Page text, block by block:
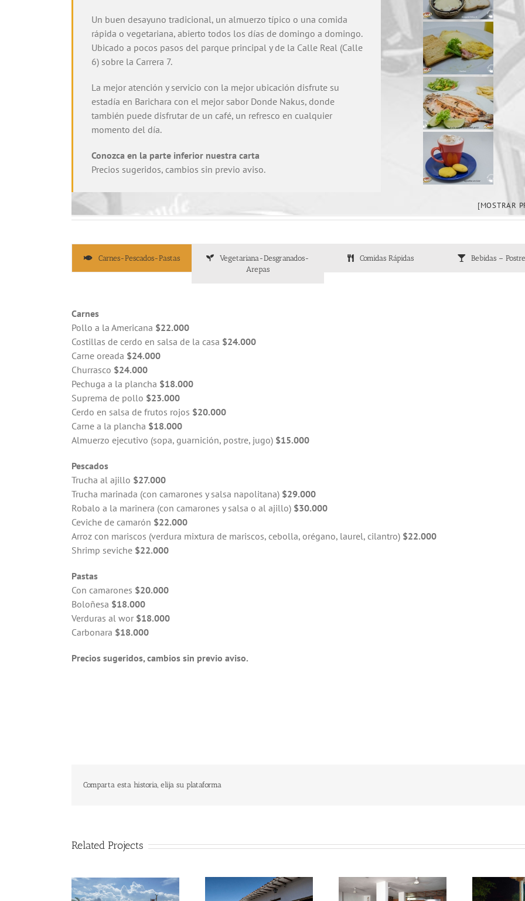
Un buen desayuno tradicional, un almuerzo típico o una comida
rápida o vegetariana, abierto todos los días de domingo a domingo.
Ubicado a pocos pasos del parque principal y de la Calle Real (Calle
6) sobre la Carrera 7.
La mejor atención y servicio con la mejor ubicación disfrute su
estadía en Barichara con el mejor sabor Donde Nakus, donde
también puede disfrutar de un café, un refresco en cualquier
momento del día.
Conozca en la parte inferior nuestra carta
Precios sugeridos, cambios sin previo aviso.
[MOSTRAR
Carnes-Pescados-Pastas
Vegetariana-Desgranados-
Arepas
Comidas Rápidas Bebidas –
Carnes
Pollo a la Americana $22.000
Costillas de cerdo en salsa de la casa $24.000
Carne oreada $24.000
Churrasco $24.000
Pechuga a la plancha $18.000
Suprema de pollo $23.000
Cerdo en salsa de frutos rojos $20.000
Carne a la plancha $18.000
Almuerzo ejecutivo (sopa, guarnición, postre, jugo) $15.000
Pescados
Trucha al ajillo $27.000
Trucha marinada (con camarones y salsa napolitana) $29.000
Robalo a la marinera (con camarones y salsa o al ajillo) $30.000
Ceviche de camarón $22.000
Arroz con mariscos (verdura mixtura de mariscos, cebolla, orégano, laurel, cilantro) $22.000
Shrimp seviche $22.000
Pastas
Con camarones $20.000
Boloñesa $18.000
Verduras al wor $18.000
Carbonara $18.000
Precios sugeridos, cambios sin previo aviso.
Comparta esta historia, elija su plataforma
Related Projects